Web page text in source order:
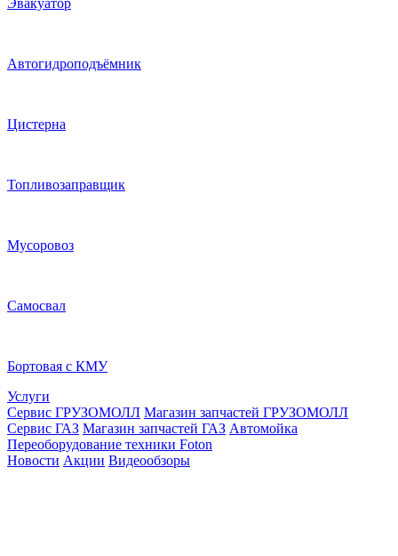
Эвакуатор
Автогидроподъёмник
Цистерна
Топливозаправщик
Мусоровоз
Самосвал
Бортовая с КМУ
Услуги
Сервис ГРУЗОМОЛЛ Магазин запчастей ГРУЗОМОЛЛ
Сервис ГАЗ Магазин запчастей ГАЗ Автомойка
Переоборудование техники Foton
Новости Акции Видеообзоры